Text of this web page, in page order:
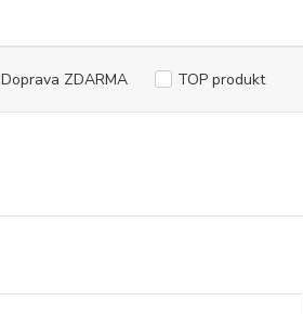
Doprava ZDARMA TOP produkt